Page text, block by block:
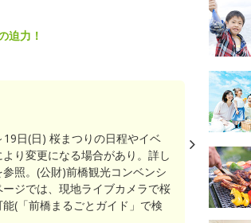
迫力！
日(日) 桜まつりの日程やイベ
り変更になる場合があり。詳し
照。(公財)前橋観光コンベンシ
ジでは、現地ライブカメラで桜
(「前橋まるごとガイド」で検